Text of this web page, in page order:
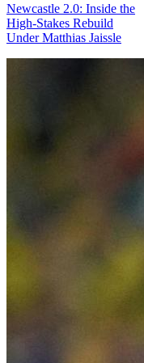
Newcastle 2.0: Inside the
High-Stakes Rebuild
Under Matthias Jaissle